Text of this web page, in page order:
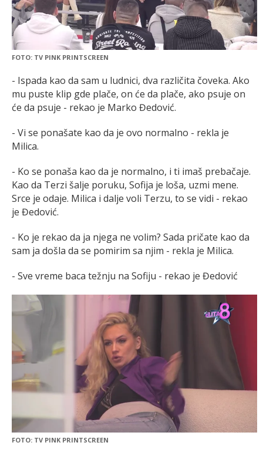
FOTO: TV PINK PRINTSCREEN
- Ispada kao da sam u ludnici, dva različita čoveka. Ako
mu puste klip gde plače, on će da plače, ako psuje on
će da psuje - rekao je Marko Đedović.
- Vi se ponašate kao da je ovo normalno - rekla je
Milica.
- Ko se ponaša kao da je normalno, i ti imaš prebačaje.
Kao da Terzi šalje poruku, Sofija je loša, uzmi mene.
Srce je odaje. Milica i dalje voli Terzu, to se vidi - rekao
je Đedović.
- Ko je rekao da ja njega ne volim? Sada pričate kao da
sam ja došla da se pomirim sa njim - rekla je Milica.
- Sve vreme baca težnju na Sofiju - rekao je Đedović
FOTO: TV PINK PRINTSCREEN